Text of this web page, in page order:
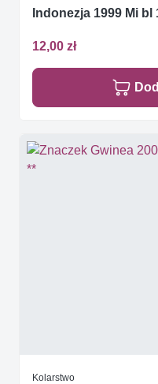
Indonezja 1999 Mi bl
12,00 zł
Kolarstwo